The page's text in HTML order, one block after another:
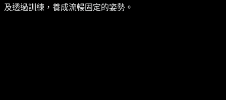
及透過訓練，養成流暢固定的姿勢。